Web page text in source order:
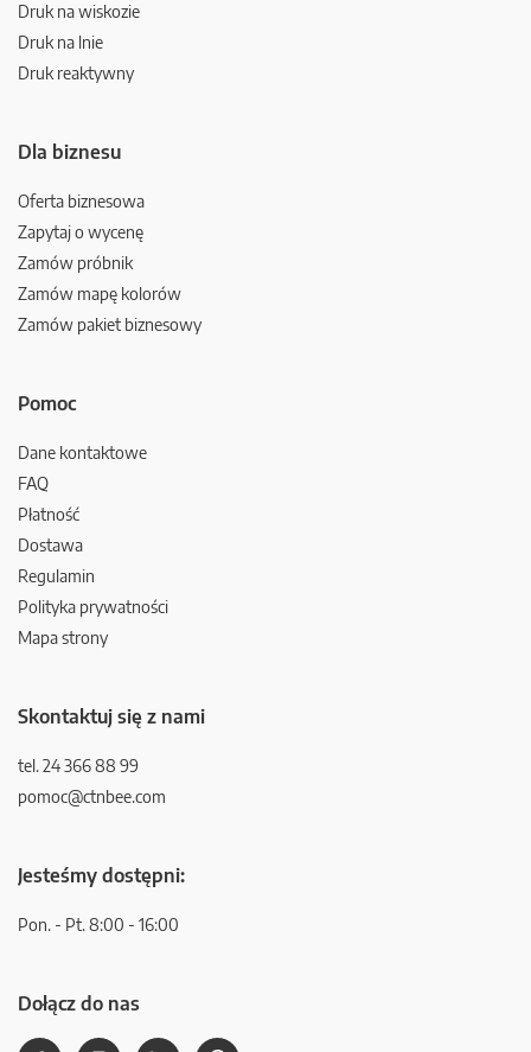
Druk na wiskozie
Druk na lnie
Druk reaktywny
Dla biznesu
Oferta biznesowa
Zapytaj o wycenę
Zamów próbnik
Zamów mapę kolorów
Zamów pakiet biznesowy
Pomoc
Dane kontaktowe
FAQ
Płatność
Dostawa
Regulamin
Polityka prywatności
Mapa strony
Skontaktuj się z nami
tel. 24 366 88 99
pomoc@ctnbee.com
Jesteśmy dostępni:
Pon. - Pt. 8:00 - 16:00
Dołącz do nas